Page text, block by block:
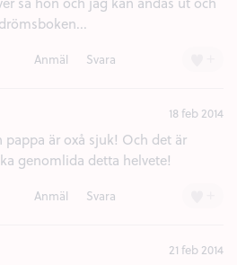
Anmäl Svara
18 feb 2014
är oxå sjuk! Och det är
genomlida detta helvete!
Anmäl Svara
21 feb 2014